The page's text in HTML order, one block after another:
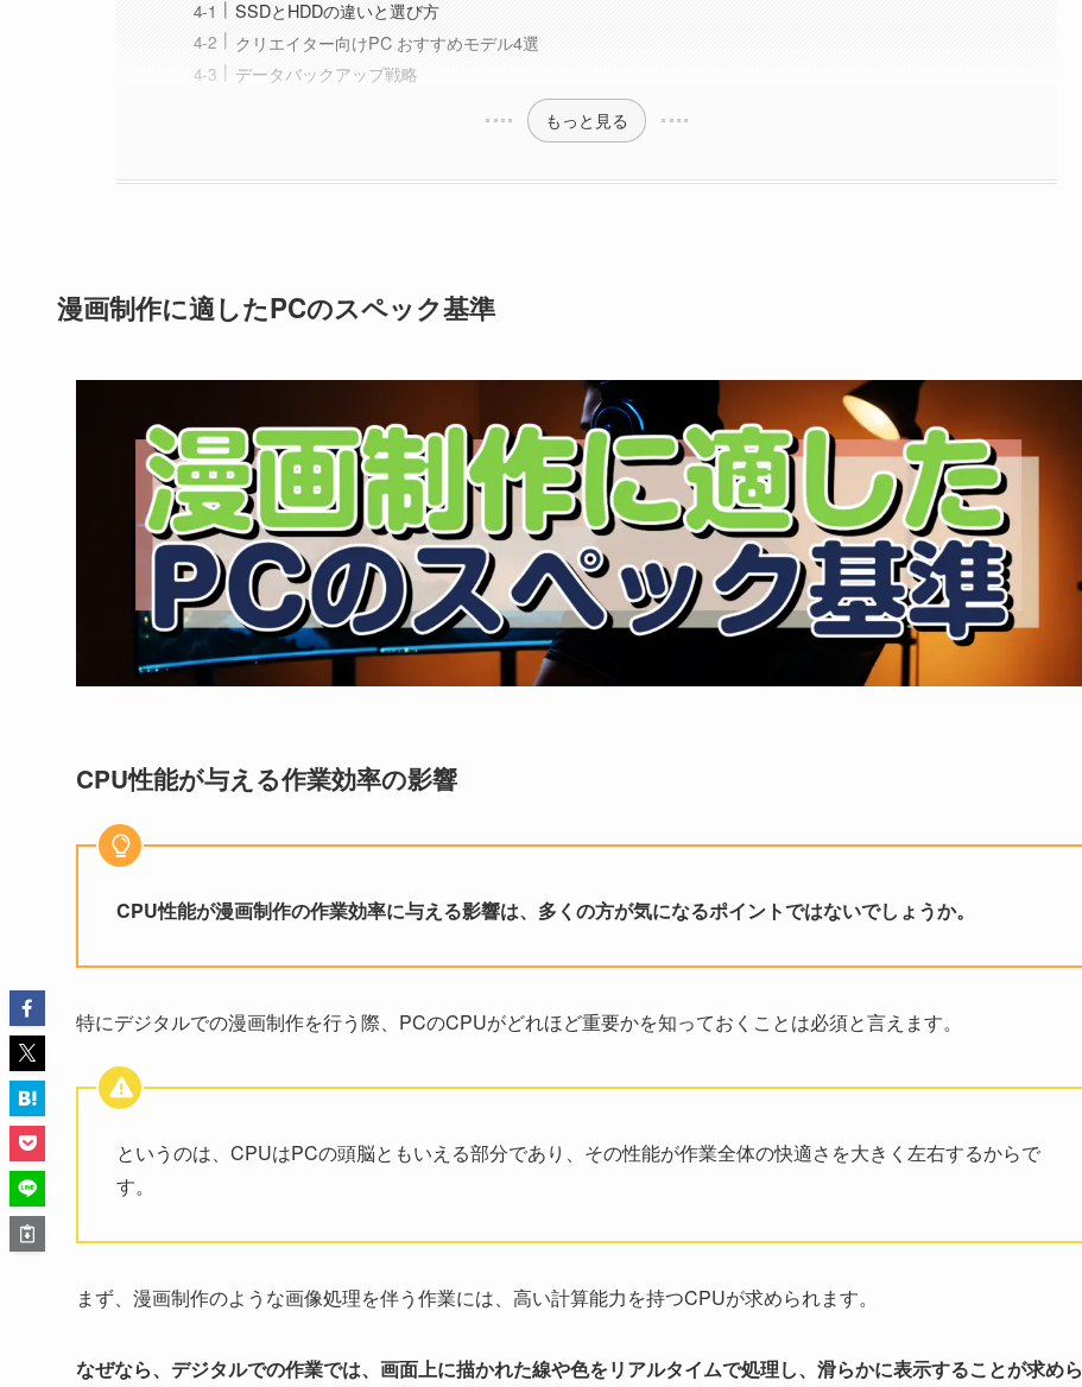
SSDとHDDの違いと選び方
クリエイター向けPC おすすめモデル4選
データバックアップ戦略
もっと見る
漫画制作に適したPCのスペック基準
CPU性能が与える作業効率の影響
CPU性能が漫画制作の作業効率に与える影響は、多くの方が気になるポイントではないでしょうか。
特にデジタルでの漫画制作を行う際、PCのCPUがどれほど重要かを知っておくことは必須と言えます。
というのは、CPUはPCの頭脳ともいえる部分であり、その性能が作業全体の快適さを大きく左右するからで
す。
まず、漫画制作のような画像処理を伴う作業には、高い計算能力を持つCPUが求められます。
なぜなら、デジタルでの作業では、画面上に描かれた線や色をリアルタイムで処理し、滑らかに表示することが求めら